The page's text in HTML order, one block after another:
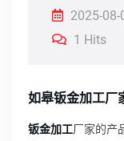
2025-08-
1 Hits
如皋钣金加工厂
钣金加工厂家的产